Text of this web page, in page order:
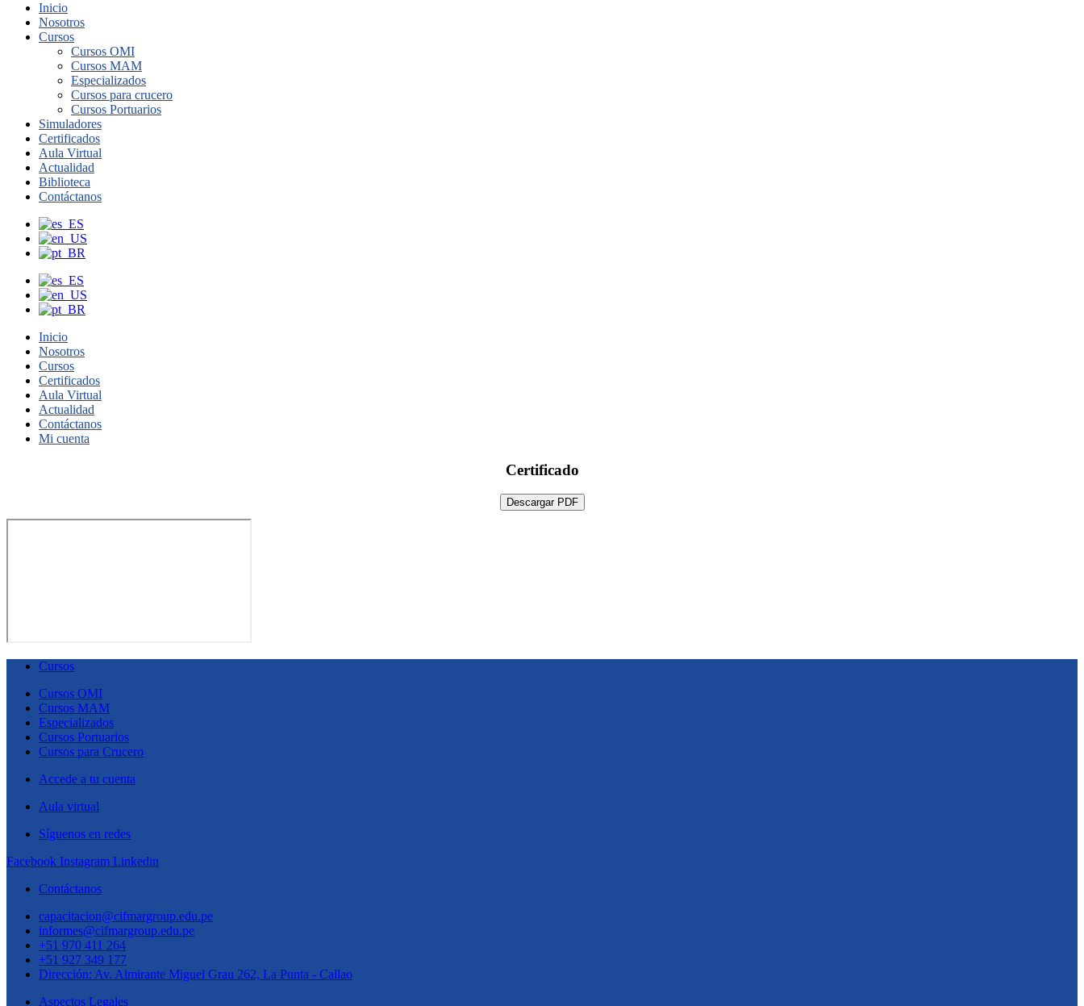
Inicio
Nosotros
Cursos
Cursos OMI
Cursos MAM
Especializados
Cursos para crucero
Cursos Portuarios
Simuladores
Certificados
Aula Virtual
Actualidad
Biblioteca
Contáctanos
Inicio
Nosotros
Cursos
Certificados
Aula Virtual
Actualidad
Contáctanos
Mi cuenta
Certificado
Descargar PDF
Cursos
Cursos OMI
Cursos MAM
Especializados
Cursos Portuarios
Cursos para Crucero
Accede a tu cuenta
Aula virtual
Síguenos en redes
Facebook Instagram Linkedin
Contáctanos
capacitacion@cifmargroup.edu.pe
informes@cifmargroup.edu.pe
+51 970 411 264
+51 927 349 177
Dirección: Av. Almirante Miguel Grau 262, La Punta - Callao
Aspectos Legales